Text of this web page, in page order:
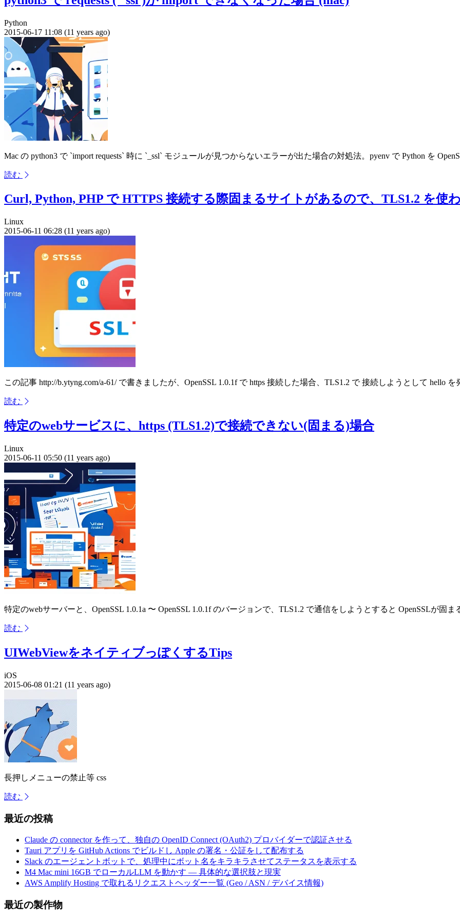
Python
2015-06-17 11:08 (11 years ago)
Mac の python3 で `import requests` 時に `_ssl` モジュールが見つからないエラーが出た場合の対処法。pyenv で Python を
読む
Curl, Python, PHP で HTTPS 接続する際固まるサイトがあるので、TLS1.2 を使
Linux
2015-06-11 06:28 (11 years ago)
この記事 http://b.ytyng.com/a-61/ で書きましたが、OpenSSL 1.0.1f で https 接続した場合、TLS1.2 で 接続しようとして hello
読む
特定のwebサービスに、https (TLS1.2)で接続できない(固まる)場合
Linux
2015-06-11 05:50 (11 years ago)
特定のwebサーバーと、OpenSSL 1.0.1a 〜 OpenSSL 1.0.1f のバージョンで、TLS1.2 で通信をしようとすると OpenSSLが固ま
読む
UIWebViewをネイティブっぽくするTips
iOS
2015-06-08 01:21 (11 years ago)
長押しメニューの禁止等 css
読む
最近の投稿
Claude の connector を作って、独自の OpenID Connect (OAuth2) プロバイダーで認証させる
Tauri アプリを GitHub Actions でビルドし Apple の署名・公証をして配布する
Slack のエージェントボットで、処理中にボット名をキラキラさせてステータスを表示する
M4 Mac mini 16GB でローカルLLM を動かす — 具体的な選択肢と現実
AWS Amplify Hosting で取れるリクエストヘッダー一覧 (Geo / ASN / デバイス情報)
最近の製作物